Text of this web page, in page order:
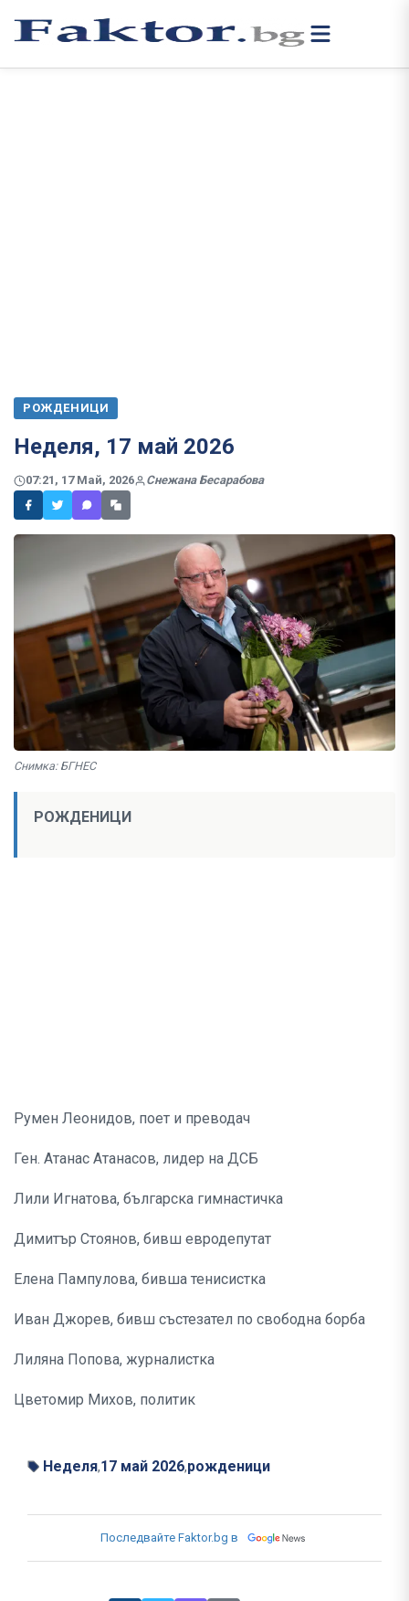
РОЖДЕНИЦИ
Неделя, 17 май 2026
07:21, 17 Май, 2026 Снежана Бесарабова
Снимка: БГНЕС
РОЖДЕНИЦИ
Румен Леонидов, поет и преводач
Ген. Атанас Атанасов, лидер на ДСБ
Лили Игнатова, българска гимнастичка
Димитър Стоянов, бивш евродепутат
Елена Пампулова, бивша тенисистка
Иван Джорев, бивш състезател по свободна борба
Лиляна Попова, журналистка
Цветомир Михов, политик
Неделя,17 май 2026,рожденици
Последвайте Faktor.bg в